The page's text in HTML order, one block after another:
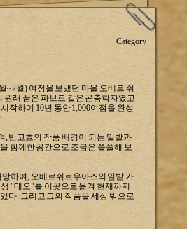
Category
~7월) 여정을 보냈던 마을 오베르 쉬
원래 꿈은 파브르 같은 곤충학자였고
작하여 10년 동안 1,000여점을 완성
,반고흐의 작품 배경이 되는 밀밭과
함께한 공간으로조금은 쓸쓸해 보
하여, 오베르쉬르우아즈의 밀밭 가
"테오"를 이곳으로 옮겨 현재까지
다. 그리고 그의 작품을 세상 밖으로